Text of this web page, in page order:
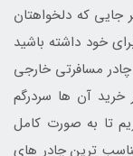
جایی که دلخواهتان
خود داشته باشید
مسافرتی خارجی
خرید آن ها سردرگم
تا به صورت کامل
ترین چادر های